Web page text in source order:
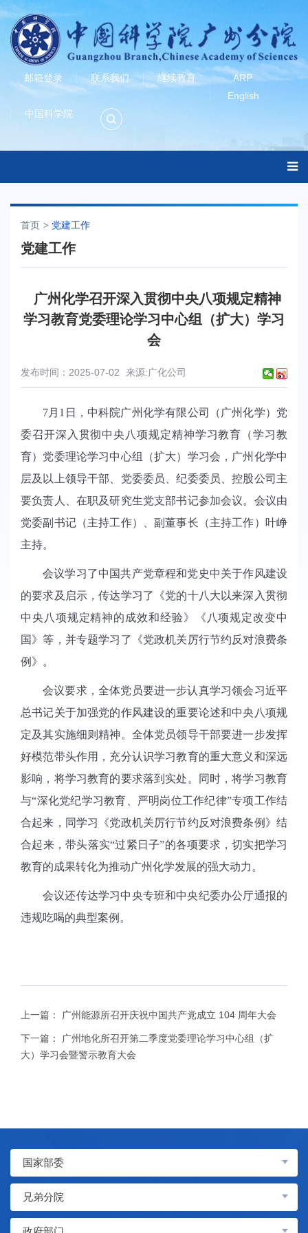
邮箱登录 联系我们 继续教育
ARP
English
中国科学院
首页 党建工作
党建工作
广州化学召开深入贯彻中央八项规定精神
学习教育党委理论学习中心组（扩大）学习
会
发布时间：2025-07-02 来源:广化公司
7月1日，中科院广州化学有限公司（广州化学）党
委召开深入贯彻中央八项规定精神学习教育（学习教
育）党委理论学习中心组（扩大）学习会，广州化学中
层及以上领导干部、党委委员、纪委委员、控股公司主
要负责人、在职及研究生党支部书记参加会议。会议由
党委副书记（主持工作）、副董事长（主持工作）叶峥
主持。
会议学习了中国共产党章程和党史中关于作风建设
的要求及启示，传达学习了《党的十八大以来深入贯彻
中央八项规定精神的成效和经验》《八项规定改变中
国》等，并专题学习了《党政机关厉行节约反对浪费条
例》。
会议要求，全体党员要进一步认真学习领会习近平
总书记关于加强党的作风建设的重要论述和中央八项规
定及其实施细则精神。全体党员领导干部要进一步发挥
好模范带头作用，充分认识学习教育的重大意义和深远
影响，将学习教育的要求落到实处。同时，将学习教育
与“深化党纪学习教育、严明岗位工作纪律”专项工作结
合起来，同学习《党政机关厉行节约反对浪费条例》结
合起来，带头落实“过紧日子”的各项要求，切实把学习
教育的成果转化为推动广州化学发展的强大动力。
会议还传达学习中央专班和中央纪委办公厅通报的
违规吃喝的典型案例。
上一篇： 广州能源所召开庆祝中国共产党成立 104 周年大会
下一篇：
广州地化所召开第二季度党委理论学习中心组（扩
大）学习会暨警示教育大会
国家部委
兄弟分院